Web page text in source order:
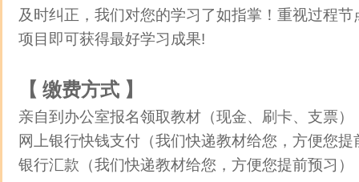
及时纠正，我们对您的学习了如指掌！重视过程节
项目即可获得最好学习成果!
【 缴费方式 】
亲自到办公室报名领取教材（现金、刷卡、支票）
网上银行快钱支付（我们快递教材给您，方便您提
银行汇款（我们快递教材给您，方便您提前预习）